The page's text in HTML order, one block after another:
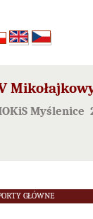
Myślenice
GŁÓWNE